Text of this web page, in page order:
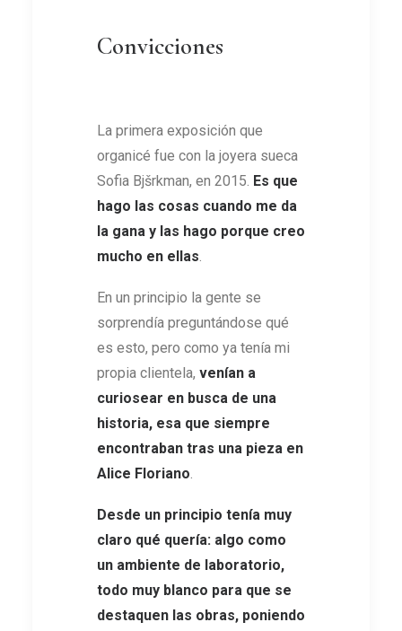
Convicciones
La primera exposición que
organicé fue con la joyera sueca
Sofia Bjšrkman, en 2015. Es que
hago las cosas cuando me da
la gana y las hago porque creo
mucho en ellas.
En un principio la gente se
sorprendía preguntándose qué
es esto, pero como ya tenía mi
propia clientela, venían a
curiosear en busca de una
historia, esa que siempre
encontraban tras una pieza en
Alice Floriano.
Desde un principio tenía muy
claro qué quería: algo como
un ambiente de laboratorio,
todo muy blanco para que se
destaquen las obras, poniendo